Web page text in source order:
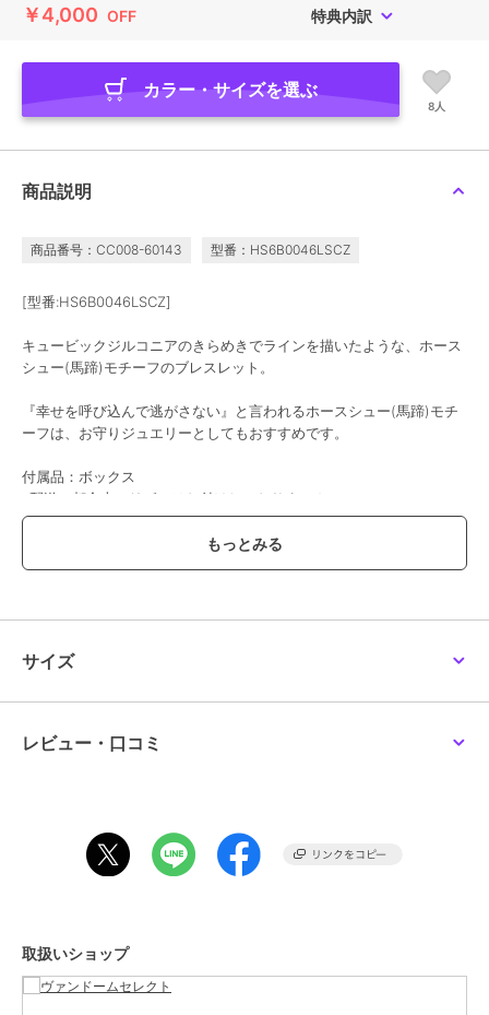
￥4,000 OFF 特典内訳
カラー・サイズを選ぶ
8人
商品説明
商品番号：CC008-60143 型番：HS6B0046LSCZ
[型番:HS6B0046LSCZ]
キュービックジルコニアのきらめきでラインを描いたような、ホース
シュー(馬蹄)モチーフのブレスレット。
『幸せを呼び込んで逃がさない』と言われるホースシュー(馬蹄)モチ
ーフは、お守りジュエリーとしてもおすすめです。
付属品：ボックス
※配送の都合上、リボンはお付けしておりません。
商品は、品質保持のためビニール製のチャック付き袋にお入れした
後、ボックスでお包みいたします。
また、付属品は画像のものと異なる場合がございますので予めご了
【価格改定のお知らせ】
こちらの商品は2026年8月4日から価格改定を実施させていただきま
現在表示されているサイト表示価格が正しい販売価格です。
ブランド エルエーエイチ（LAH）
ショップ ヴァンドームセレクト
性別タイプ
アクセサリー・ヘアアクセサリー
サイズ
レビュー・口コミ
取扱いショップ